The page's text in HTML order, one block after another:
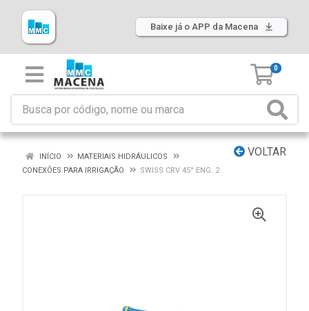
Baixe já o APP da Macena
0
VOLTAR
INÍCIO
MATERIAIS HIDRÁULICOS
CONEXÕES PARA IRRIGAÇÃO
SWISS CRV 45° ENG. 2